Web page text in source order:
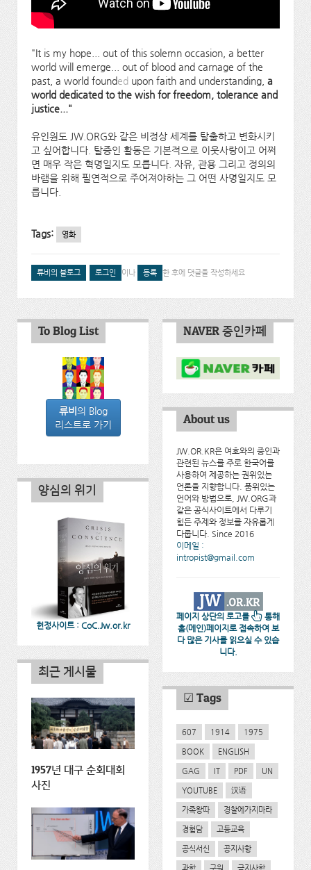
"It is my hope... out of this solemn occasion, a better
world will emerge... out of blood and carnage of the
past, a world founded upon faith and understanding, a
world dedicated to the wish for freedom, tolerance and
justice..."
유인원도 JW.ORG와 같은 비정상 세계를 탈출하고 변화시키
고 싶어합니다. 탈증인 활동은 기본적으로 이웃사랑이고 어쩌
면 매우 작은 혁명일지도 모릅니다. 자유, 관용 그리고 정의의
바램을 위해 필연적으로 주어져야하는 그 어떤 사명일지도 모
릅니다.
Tags: 영화
류비의 블로그 로그인 이나 등록 한 후에 댓글을 작성하세요
To Blog List
류비의 Blog
리스트로 가기
NAVER 증인카페
About us
JW.OR.KR은 여호와의 증인과
관련된 뉴스를 주로 한국어를
사용하여 제공하는 권위있는
언론을 지향합니다. 품위있는
언어와 방법으로, JW.ORG과
같은 공식사이트에서 다루기
힘든 주제와 정보를 자유롭게
다룹니다. Since 2016
이메일 :
intropist@gmail.com
페이지 상단의 로고를
통해
홈(메인)페이지로 접속하여 보
다 많은 기사를 읽으실 수 있습
니다.
양심의 위기
헌정사이트 : CoC.Jw.or.kr
최근 게시물
1957년 대구 순회대회
사진
☑ Tags
607 1914 1975
BOOK ENGLISH
GAG IT PDF UN
YOUTUBE 汉语
가족왕따 경찰에가지마라
경험담 고등교육
공식서신 공지사항
과학 구원 금지사항